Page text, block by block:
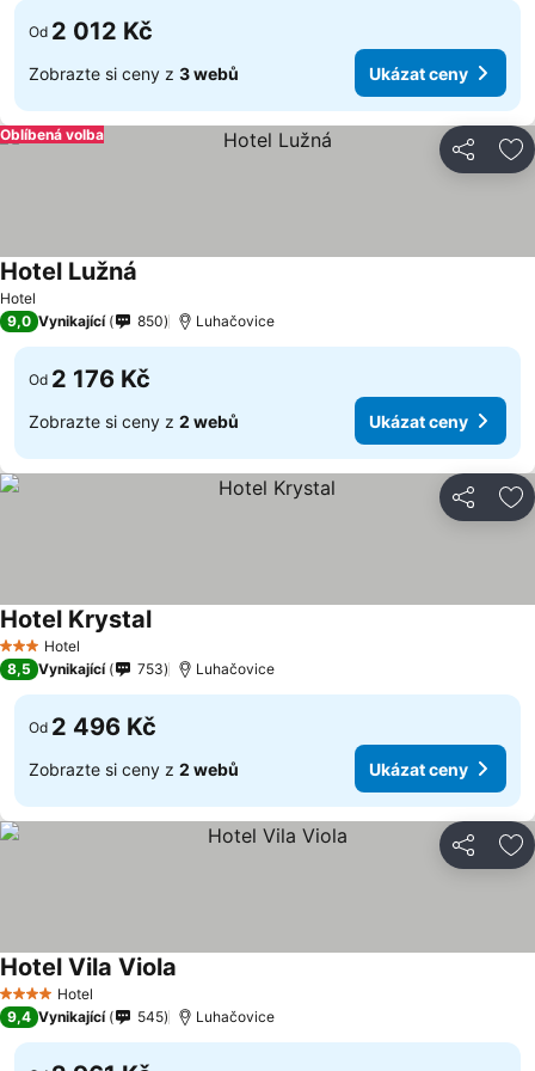
Od 2 012 Kč
Zobrazte si ceny z 3 webů Ukázat ceny
Sdílet
Oblíbená volba
Hotel
Hotel Lužná
9,0 Vynikající 850 Luhačovice
Od 2 176 Kč
Zobrazte si ceny z 2 webů Ukázat ceny
Sdílet
3 Počet hvězdiček
Hotel
Hotel Krystal
8,5 Vynikající 753 Luhačovice
Od 2 496 Kč
Zobrazte si ceny z 2 webů Ukázat ceny
Sdílet
4 Počet hvězdiček
Hotel
Hotel Vila Viola
9,4 Vynikající 545 Luhačovice